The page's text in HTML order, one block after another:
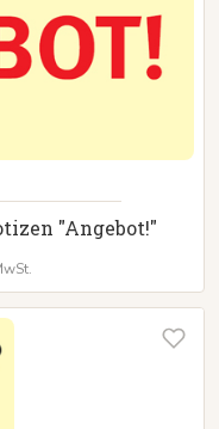
"Angebot!"